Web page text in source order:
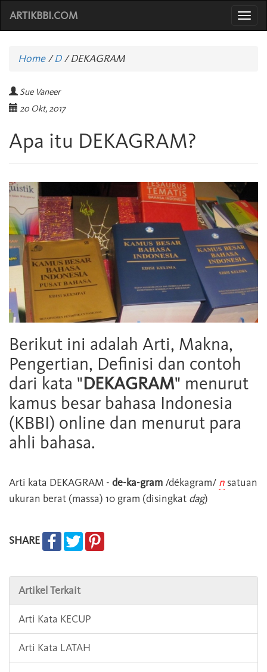
ARTIKBBI.COM
Home/D /DEKAGRAM
Sue Vaneer
20 Okt, 2017
Apa itu DEKAGRAM?
Berikut ini adalah Arti, Makna,
Pengertian, Definisi dan contoh
dari kata "DEKAGRAM" menurut
kamus besar bahasa Indonesia
(KBBI) online dan menurut para
ahli bahasa.
Arti kata DEKAGRAM - de-ka-gram /dékagram/ n satuan
ukuran berat (massa) 10 gram (disingkat dag)
SHARE
Artikel Terkait
Arti Kata KECUP
Arti Kata LATAH